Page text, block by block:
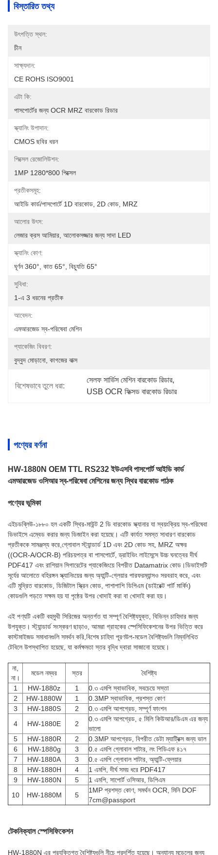
বিস্তারিত তথ্য
উৎপত্তি স্থল:
চীন
সাক্ষ্যদান:
CE ROHS ISO9001
এটা কি:
পাসপোর্টের জন্য OCR MRZ বারকোড রিডার
স্ক্যানিং উপাদান:
CMOS ছবির ধরন
পিক্সেল রেজোলিউশন:
1MP 1280*800 পিক্সেল
প্রতীকসমূহ:
আইডি কার্ড/পাসপোর্টে 1D বারকোড, 2D কোড, MRZ
আলোর উৎস:
লেজার ক্রস আমিয়ার, আলোকসজ্জার জন্য সাদা LED
স্ক্যানিং কোণ:
ঘূর্ণন 360°, কাত 65°, বিচ্যুতি 65°
সুবিধা:
1-এ 3 ধরনের প্রতীক
আবেদন:
এমআরজেড স্ব-পরিষেবা মেশিন
প্যাকেজিং বিবরণ:
বুদ্বুদ মোড়ানো, কাগজের বাক্স
বিশেষভাবে তুলে ধরা:
সেলফ সার্ভিস মেশিন বারকোড রিডার,
USB OCR ফিক্সড বারকোড রিডার
পণ্যের বর্ণনা
HW-1880N OEM TTL RS232 ইউএসবি পাসপোর্ট আইডি কার্ড
এমআরজেড ওসিআর স্ব-পরিষেবা মেশিনের জন্য স্থির বারকোড পাঠক
পণ্যের ভূমিকা
এইচডব্লিউ-১৮৮০ হল একটি স্থির-মাউন্ট 2 ডি বারকোড স্ক্যানার যা স্বয়ংক্রিয় স্ব-পরিষেবা
ডিভাইসে এম্বেড করার জন্য ডিজাইন করা হয়েছে। এটি কার্যত সমস্ত সাধারণ বারকোড
প্রতীককে সামঞ্জস্য করে,গ্লোবাল স্ট্যান্ডার্ড 1D এবং 2D কোড সহ, MRZ অক্ষর
((OCR-A/OCR-B) পরিচয়পত্র বা পাসপোর্টে, ড্রাইভিং লাইসেন্সে উচ্চ ঘনত্বের দীর্ঘ
PDF417 এবং রাশিয়ান সিগারেটের প্যাকেজিংয়ে বিপরীত Datamatrix কোড।ডিভাইসটি
সূর্যের আলোতে বহিরঙ্গন স্ক্যানিংয়ের জন্য অ্যান্টি-গ্লেয়ার পারফরম্যান্সও সরবরাহ করে, এবং
এটি মুদ্রিত বারকোড, ডিজিটাল স্ক্রিন কোড, পাশাপাশি ডিপিএম (ডাইরেক্ট পার্ট মার্কিং)
কোডগুলি পড়তে সক্ষম হয় যা পৃষ্ঠের উপর খোদাই করা বা খোদাই করা হয়।
এই পণ্যটি একটি বহুমুখী সিরিজের অন্তর্গত যা সম্পূর্ণ বৈশিষ্ট্যযুক্ত, বিভিন্ন চাহিদার জন্য
উপযুক্ত। স্ট্যান্ডার্ড সংস্করণ ছাড়াও, আমরা গ্রাহকের স্পেসিফিকেশনের উপর ভিত্তি করে
কাস্টমাইজড সমাধানগুলি সমর্থন করি,বিশেষ চাহিদা পূরণউপ-মডেল বৈশিষ্ট্যগুলি নিম্নলিখিত
টেবিলে উপস্থাপিত হয়েছে, যা কর্মক্ষমতা স্তর বৃদ্ধি দ্বারা সাজানো হয়েছে।
না,
না।
মডেল নম্বর স্তর
বৈশিষ্ট্য
1
HW-1880z 1
0.৩ এমপি স্বাভাবিক, সবচেয়ে সস্তা
2
HW-1880W 1
0.3MP স্বাভাবিক, প্রশস্ত কোণ
3
HW-1880S 2
0.৩ এমপি আপগ্রেড, সম্পূর্ণ ফাংশন
4
HW-1880E 2
0.৩ এমপি আপগ্রেড, ৫ মিলি কিউআর/ডিএম এর জন্য
ভালো
5
HW-1880R 2
0.3MP আপগ্রেড, বিপরীত ডেটা ম্যাট্রিক্স জন্য ভাল
6
HW-1880g 3
0.৫ এমপি গ্লোবাল শাটার, লং পিডিএফ ৪১৭
7
HW-1880A 3
0.৫ এমপি গ্লোবাল শাটার, অ্যান্টি-ফ্লেয়ার
8
HW-1880H 4
1 এমপি, দীর্ঘ সময় ধরে PDF417
9
HW-1880N 5
1 এমপি, সাপোর্ট ওসিআর, ডিপিএম
10
HW-1880M 5
1MP প্রশস্ত কোণ, সমর্থন OCR, মিনি DOF
7cm@passport
টেকনিক্যাল স্পেসিফিকেশন
HW-1880N এর প্রযুক্তিগত বৈশিষ্ট্যগুলি নীচে প্রদর্শিত হয়েছে। অন্যান্য মডেলের জন্য